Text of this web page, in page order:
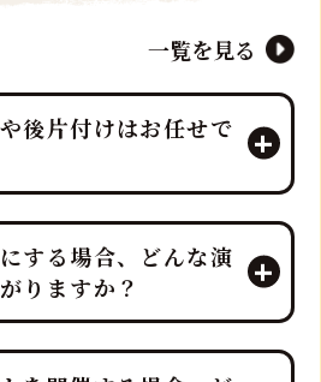
一覧を見る
後片付けはお任せで
「鮪達人」にお任せくだ
や会場スタッフ様のお手
抑え、イベントに集中し
万全のサポート体制で臨
する場合、どんな演
りますか？
効果的なBGM・音響で